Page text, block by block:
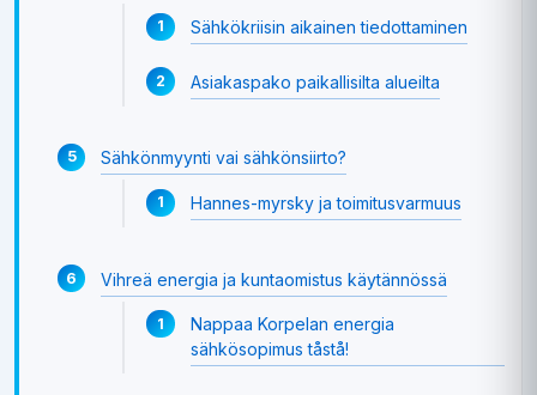
Sähkökriisin aikainen tiedottaminen
Asiakaspako paikallisilta alueilta
Sähkönmyynti vai sähkönsiirto?
Hannes-myrsky ja toimitusvarmuus
Vihreä energia ja kuntaomistus käytännössä
Nappaa Korpelan energia
sähkösopimus tåstå!